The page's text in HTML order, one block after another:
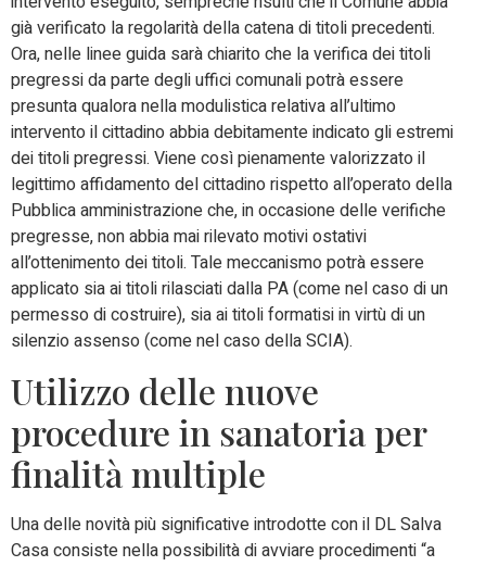
già verificato la regolarità della catena di titoli precedenti.
Ora, nelle linee guida sarà chiarito che la verifica dei titoli
pregressi da parte degli uffici comunali potrà essere
presunta qualora nella modulistica relativa all’ultimo
intervento il cittadino abbia debitamente indicato gli estremi
dei titoli pregressi. Viene così pienamente valorizzato il
legittimo affidamento del cittadino rispetto all’operato della
Pubblica amministrazione che, in occasione delle verifiche
pregresse, non abbia mai rilevato motivi ostativi
all’ottenimento dei titoli. Tale meccanismo potrà essere
applicato sia ai titoli rilasciati dalla PA (come nel caso di un
permesso di costruire), sia ai titoli formatisi in virtù di un
silenzio assenso (come nel caso della SCIA).
Utilizzo delle nuove
procedure in sanatoria per
finalità multiple
Una delle novità più significative introdotte con il DL Salva
Casa consiste nella possibilità di avviare procedimenti “a